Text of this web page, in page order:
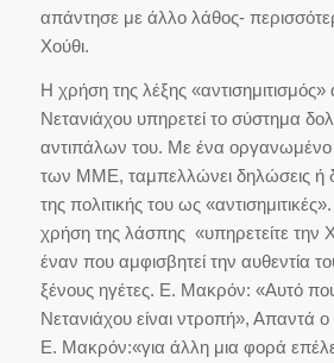
απάντησε με άλλο λάθος-
Χούθι.
Η χρήση της λέξης
Νετανιάχου υπηρετεί το σύστημα
αντιπάλων του. Με ένα οργανωμένο
των ΜΜΕ, ταμπελλώνει δηλώσεις ή
της πολιτικής του ως
χρήση της λάσπης «υπηρετείτε την
έναν που αμφισβητεί την αυθεντία
ξένους ηγέτες. Ε. Μακρόν: «Αυτό
Νετανιάχου είναι ντροπή», Απαντά
Ε. Μακρόν:«για άλλη μια φορά